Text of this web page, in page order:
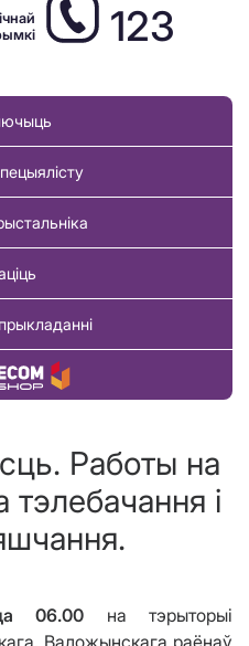
123
тавар
Работы на
тэлебачання і
06.00 на тэрыторыі